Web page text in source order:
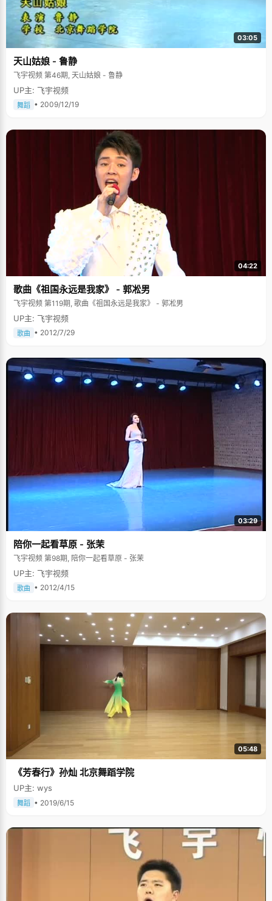
03:05
天山姑娘 - 鲁静
飞宇视频 第46期, 天山姑娘 - 鲁静
UP主: 飞宇视频
舞蹈 • 2009/12/19
04:22
歌曲《祖国永远是我家》 - 郭凇男
飞宇视频 第119期, 歌曲《祖国永远是我家》 - 郭凇男
UP主: 飞宇视频
歌曲 • 2012/7/29
03:29
陪你一起看草原 - 张茉
飞宇视频 第98期, 陪你一起看草原 - 张茉
UP主: 飞宇视频
歌曲 • 2012/4/15
05:48
《芳春行》孙灿 北京舞蹈学院
UP主: wys
舞蹈 • 2019/6/15